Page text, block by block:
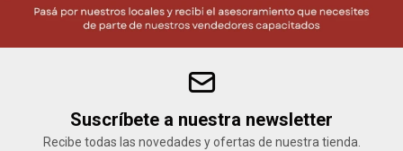
Suscríbete a nuestra newsletter
Recibe todas las novedades y ofertas de nuestra tienda.